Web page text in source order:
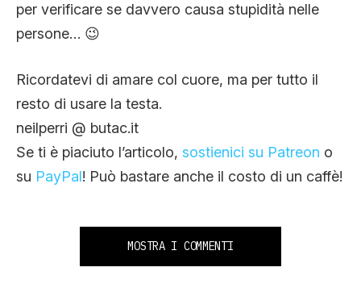
per verificare se davvero causa stupidità nelle
persone… 😉
Ricordatevi di amare col cuore, ma per tutto il
resto di usare la testa.
neilperri @ butac.it
Se ti è piaciuto l’articolo, sostienici su Patreon o
su PayPal! Può bastare anche il costo di un caffè!
MOSTRA I COMMENTI